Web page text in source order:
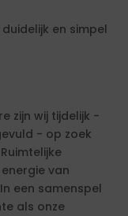
en simpel
zijn wij tijdelijk -
- op zoek
van
een samenspel
als onze